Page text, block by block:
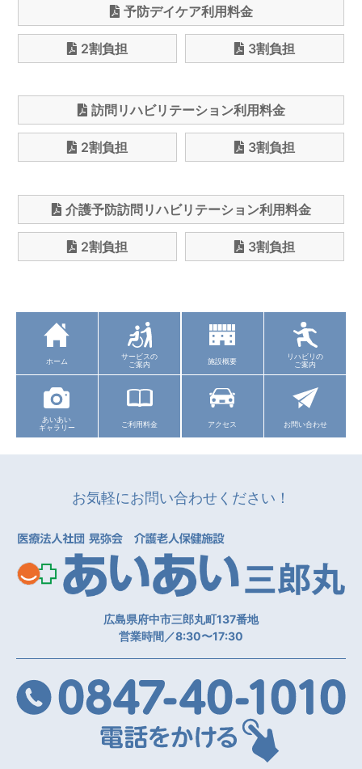
予防デイケア利用料金
2割負担 3割負担
訪問リハビリテーション利用料金
2割負担 3割負担
介護予防訪問リハビリテーション利用料金
2割負担 3割負担
ホーム
サービスの
ご案内
施設概要
リハビリの
ご案内
あいあい
ギャラリー
ご利用料金 アクセス お問い合わせ
お気軽にお問い合わせください！
広島県府中市三郎丸町137番地
営業時間／8:30〜17:30